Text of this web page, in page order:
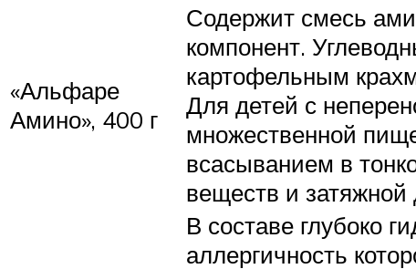
«Альфаре
Амино», 400 г
Содержит смесь
компонент.
картофельным
Для детей с
множественной
всасыванием в
веществ и затяжной
В составе глубоко
аллергичность